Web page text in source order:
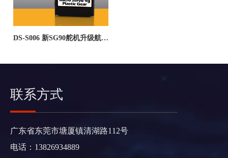
DS-S006 新SG90舵机升级航模
联系方式
广东省东莞市塘厦镇清湖路112号
电话：13826934889